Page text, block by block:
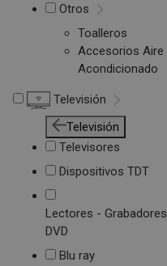
Otros
Toalleros
Accesorios Aire
Acondicionado
Televisión
Televisión
Televisores
Dispositivos TDT
Lectores - Grabadores
DVD
Blu ray